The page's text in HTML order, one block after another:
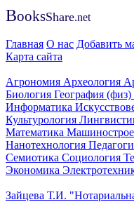
BooksShare.net
Главная О нас Добавить
Карта сайта
Агрономия Археология
Биология География (физ)
Информатика
Культурология
Математика
Нанотехнология
Семиотика Социология
Экономика
Зайцева Т.И.